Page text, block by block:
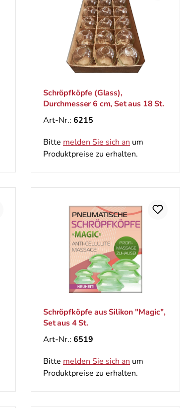
Schröpfköpfe (Glass),
Durchmesser 6 cm, Set aus 18 St.
Art-Nr.: 6215
Bitte melden Sie sich an um
Produktpreise zu erhalten.
Schröpfköpfe aus Silikon "Magic",
Set aus 4 St.
Art-Nr.: 6519
Bitte melden Sie sich an um
Produktpreise zu erhalten.